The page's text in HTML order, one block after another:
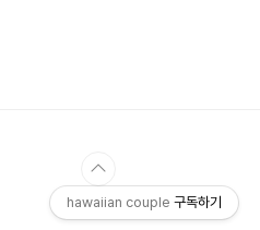
hawaiian couple 구독하기